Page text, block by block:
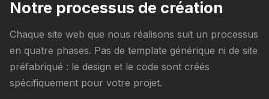
Notre processus de création
Chaque site web que nous réalisons suit un processus
en quatre phases. Pas de template générique ni de site
préfabriqué : le design et le code sont créés
spécifiquement pour votre projet.